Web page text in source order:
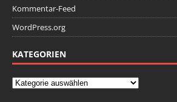
Kommentar-Feed
WordPress.org
KATEGORIEN